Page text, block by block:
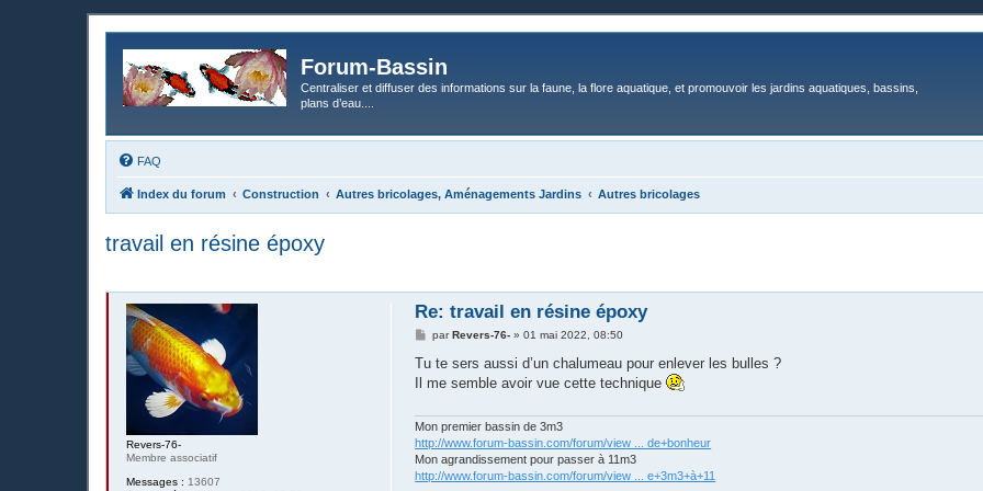
Forum-Bassin
Centraliser et diffuser des informations sur la faune, la flore aquatique, et promouvoir les jardins aquatiques, bassins,
plans d’eau....
FAQ
Index du forum Construction Autres bricolages, Aménagements Jardins Autres bricolages
travail en résine époxy
Revers-76-
Membre associatif
Messages : 13607
Re: travail en résine époxy
M
s
a
parRevers-76- »01 mai 2022, 08:50
Tu te sers aussi d’un chalumeau pour enlever les bulles ?
Il me semble avoir vue cette technique
Mon premier bassin de 3m3
http://www.forum-bassin.com/forum/view ... de+bonheur
Mon agrandissement pour passer à 11m3
http://www.forum-bassin.com/forum/view ... e+3m3+à+11